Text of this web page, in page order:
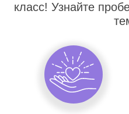
класс! Узнайте